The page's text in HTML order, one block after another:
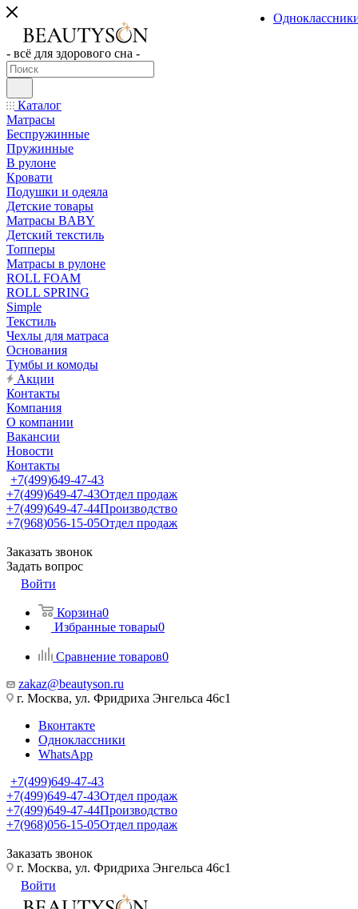
- всё для здорового сна -
Каталог
Матрасы
Беспружинные
Пружинные
В рулоне
Кровати
Подушки и одеяла
Детские товары
Матрасы BABY
Детский текстиль
Топперы
Матрасы в рулоне
ROLL FOAM
ROLL SPRING
Simple
Текстиль
Чехлы для матраса
Основания
Тумбы и комоды
Акции
Контакты
Компания
О компании
Вакансии
Новости
Контакты
+7(499)649-47-43
+7(499)649-47-43Отдел продаж
+7(499)649-47-44Производство
+7(968)056-15-05Отдел продаж
Заказать звонок
Задать вопрос
Войти
Корзина0
Избранные товары0
Сравнение товаров0
zakaz@beautyson.ru
г. Москва, ул. Фридриха Энгельса 46с1
Вконтакте
Одноклассники
WhatsApp
+7(499)649-47-43
+7(499)649-47-43Отдел продаж
+7(499)649-47-44Производство
+7(968)056-15-05Отдел продаж
Заказать звонок
г. Москва, ул. Фридриха Энгельса 46с1
Войти